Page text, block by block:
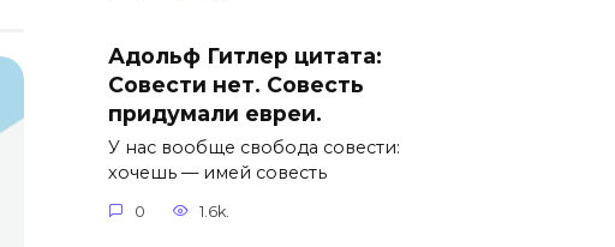
Адольф Гитлер цитата:
Совести нет. Совесть
придумали евреи.
У нас вообще свобода совести:
хочешь — имей совесть
0 1.6k.